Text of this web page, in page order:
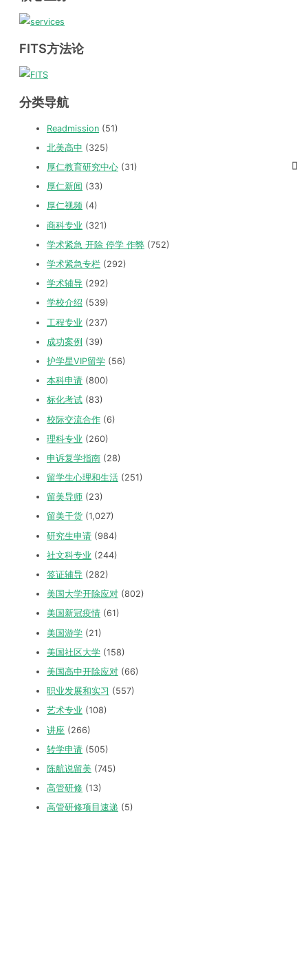
FITS方法论
分类导航
Readmission (51)
北美高中 (325)
厚仁教育研究中心 (31)
厚仁新闻 (33)
厚仁视频 (4)
商科专业 (321)
学术紧急 开除 停学 作弊 (752)
学术紧急专栏 (292)
学术辅导 (292)
学校介绍 (539)
工程专业 (237)
成功案例 (39)
护学星VIP留学 (56)
本科申请 (800)
标化考试 (83)
校际交流合作 (6)
理科专业 (260)
申诉复学指南 (28)
留学生心理和生活 (251)
留美导师 (23)
留美干货 (1,027)
研究生申请 (984)
社文科专业 (244)
签证辅导 (282)
美国大学开除应对 (802)
美国新冠疫情 (61)
美国游学 (21)
美国社区大学 (158)
美国高中开除应对 (66)
职业发展和实习 (557)
艺术专业 (108)
讲座 (266)
转学申请 (505)
陈航说留美 (745)
高管研修 (13)
高管研修项目速递 (5)